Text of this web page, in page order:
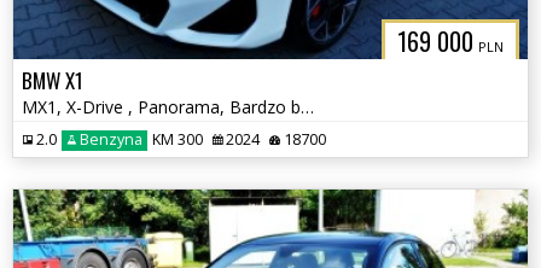
169 000 PLN
BMW X1
MX1, X-Drive , Panorama, Bardzo bogate wyposażenie
2.0 Benzyna KM 300 2024 18700